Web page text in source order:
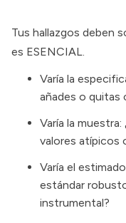
Tus hallazgos deben
es ESENCIAL.
Varía la
añades o quitas
Varía la
valores atípicos
Varía el
estándar
instrumental?